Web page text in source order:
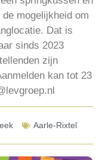
mogelijkheid om
Dat is
sinds 2023
zijn
kan tot 23
Aarle-Rixtel